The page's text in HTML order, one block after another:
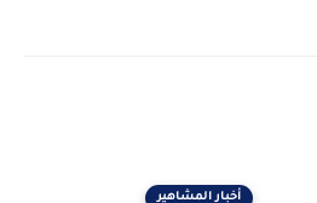
أخبار المشاهير